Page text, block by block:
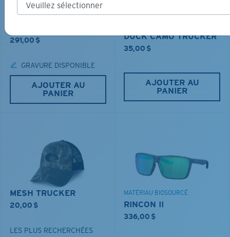
MATÉRIAU BIOSOURCÉ
291,00 $
GRAVURE DISPONIBLE
AJOUTER AU
PANIER
DUCK CAMO TRUCKER
35,00 $
AJOUTER AU
PANIER
MESH TRUCKER
20,00 $
LES PLUS RECHERCHÉES
MATÉRIAU BIOSOURCÉ
RINCON II
336,00 $